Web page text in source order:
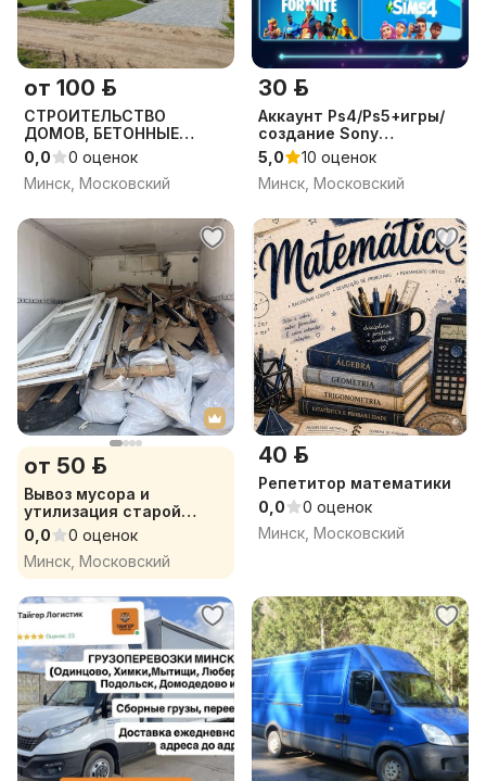
от 100 р.
СТРОИТЕЛЬСТВО
ДОМОВ, БЕТОННЫЕ
РАБОТЫ, МОНОЛИТНЫЕ
РАБОТЫ, ФУНДАМЕНТ,
КЛАДКА БЛОКА,
0,0
0 оценок
Минск, Московский
30 р.
Аккаунт Ps4/Ps5+игры/
создание Sony
PlayStation 4/5
5,0
10 оценок
Минск, Московский
от 50 р.
Вывоз мусора и
утилизация старой
мебели и техники
0,0
0 оценок
Минск, Московский
40 р.
Репетитор математики
0,0
0 оценок
Минск, Московский